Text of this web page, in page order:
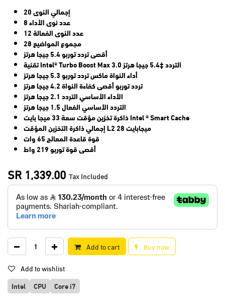
إجمالي النوى 20
عدد نوى الأداء 8
عدد النوى الفعالة 12
مجموع المواضيع 28
أقصى تردد توربو 5.4 جيجا هرتز
تقنية Intel® Turbo Boost Max 3.0 التردد ‡5.4 جيجا هرتز
أداء النواة ماكس تردد توربو 5.3 جيجا هرتز
تردد توربو أقصى كفاءة النواة 4.2 جيجا هرتز
الأداء الأساسي التردد 2.1 جيجا هرتز
التردد الأساسي الفعال 1.5 جيجا هرتز
ذاكرة تخزين مؤقت سعة 33 ميجا بايت Intel ® Smart Cache
إجمالي ذاكرة التخزين المؤقت L2 28 ميجابايت
قوة قاعدة المعالج 65 وات
أقصى قوة توربو 219 واط
SR1,339.00 Tax Included
Add to cart
Buy now
Add to wishlist
Intel CPU Core i7